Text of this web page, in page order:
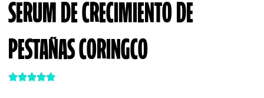
SERUM DE CRECIMIENTO DE
PESTAÑAS CORINGCO